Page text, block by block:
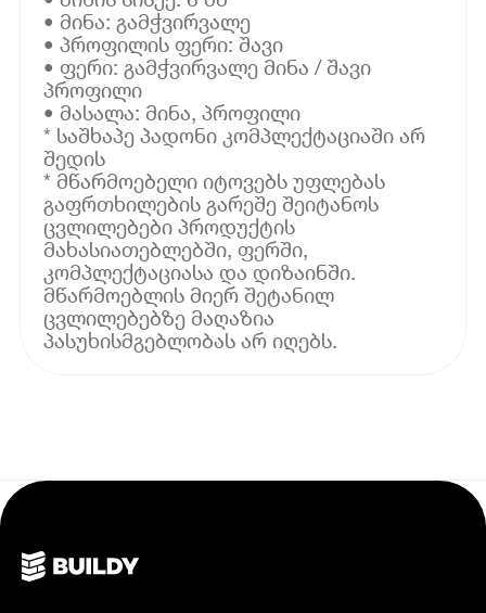
• მინა: გამჭვირვალე
• პროფილის ფერი: შავი
• ფერი: გამჭვირვალე მინა / შავი
პროფილი
• მასალა: მინა, პროფილი
* საშხაპე პადონი კომპლექტაციაში არ
შედის
* მწარმოებელი იტოვებს უფლებას
გაფრთხილების გარეშე შეიტანოს
ცვლილებები პროდუქტის
მახასიათებლებში, ფერში,
კომპლექტაციასა და დიზაინში.
მწარმოებლის მიერ შეტანილ
ცვლილებებზე მაღაზია
პასუხისმგებლობას არ იღებს.